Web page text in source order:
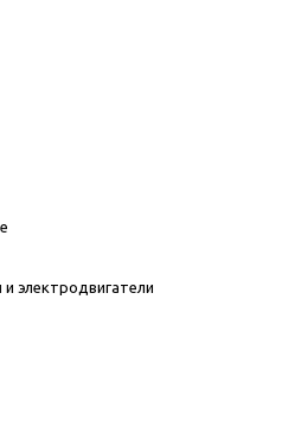
электродвигатели